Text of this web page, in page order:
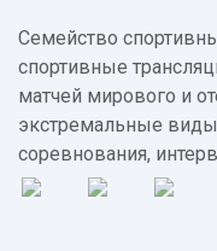
Семейство
спортивные
матчей мирового и
экстремальные
соревнования,